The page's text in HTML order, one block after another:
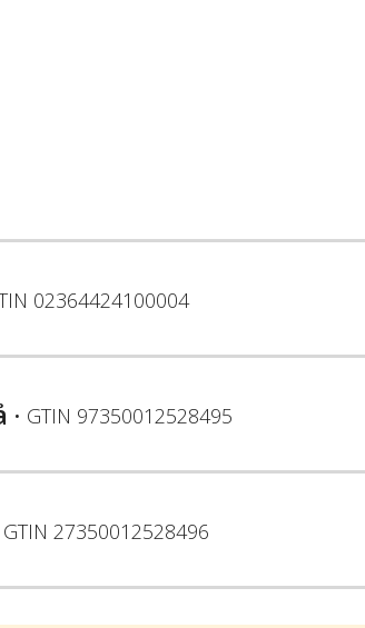
02364424100004
• GTIN 97350012528495
GTIN 27350012528496